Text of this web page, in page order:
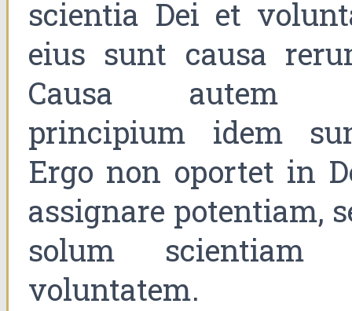
scientia Dei et
eius sunt causa
Causa autem
principium idem
Ergo non oportet in
assignare potentiam,
solum scientiam
voluntatem.